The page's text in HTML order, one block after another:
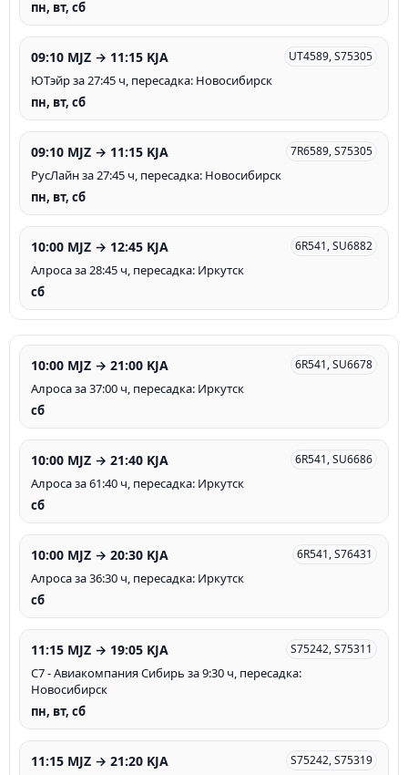
пн, вт, сб
09:10 MJZ → 11:15 KJA UT4589, S75305
ЮТэйр за 27:45 ч, пересадка: Новосибирск
пн, вт, сб
09:10 MJZ → 11:15 KJA 7R6589, S75305
РусЛайн за 27:45 ч, пересадка: Новосибирск
пн, вт, сб
10:00 MJZ → 12:45 KJA 6R541, SU6882
Алроса за 28:45 ч, пересадка: Иркутск
сб
10:00 MJZ → 21:00 KJA 6R541, SU6678
Алроса за 37:00 ч, пересадка: Иркутск
сб
10:00 MJZ → 21:40 KJA 6R541, SU6686
Алроса за 61:40 ч, пересадка: Иркутск
сб
10:00 MJZ → 20:30 KJA 6R541, S76431
Алроса за 36:30 ч, пересадка: Иркутск
сб
11:15 MJZ → 19:05 KJA S75242, S75311
С7 - Авиакомпания Сибирь за 9:30 ч, пересадка:
Новосибирск
пн, вт, сб
11:15 MJZ → 21:20 KJA S75242, S75319